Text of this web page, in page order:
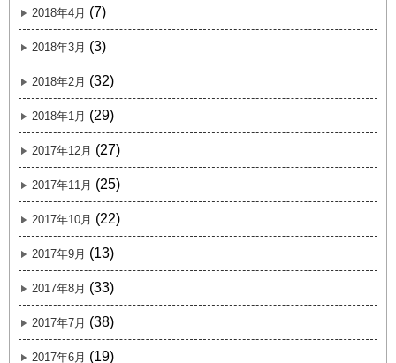
2018年4月 (7)
2018年3月 (3)
2018年2月 (32)
2018年1月 (29)
2017年12月 (27)
2017年11月 (25)
2017年10月 (22)
2017年9月 (13)
2017年8月 (33)
2017年7月 (38)
2017年6月 (19)